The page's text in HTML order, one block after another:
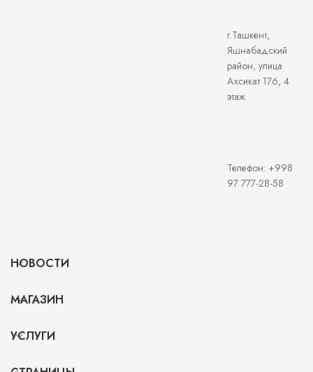
г.Ташкент,
Яшнабадский
район, улица
Ахсикат 176, 4
этаж
Телефон: +998
97 777-28-58
НОВОСТИ
МАГАЗИН
УСЛУГИ